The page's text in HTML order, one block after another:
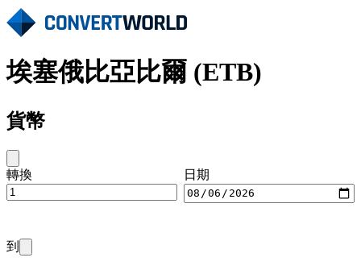
埃塞俄比亞比爾 (ETB)
貨幣
轉換 日期
到